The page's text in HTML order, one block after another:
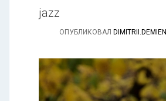
jazz
ОПУБЛИКОВАЛ DIMITRII.DEMIEN